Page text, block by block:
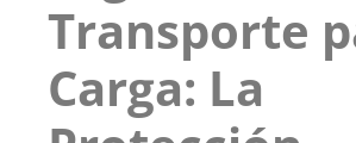
Transporte
Carga: La